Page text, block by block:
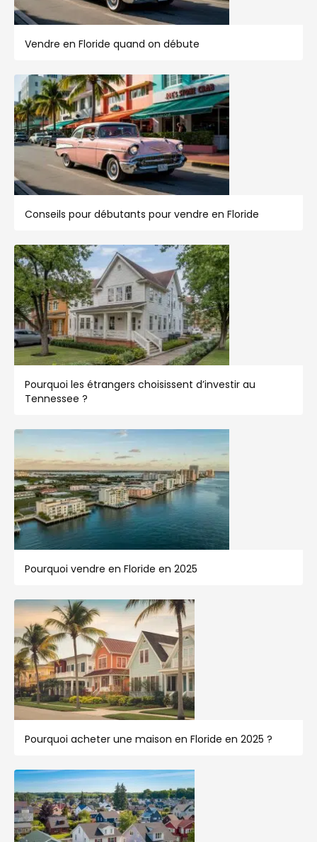
Vendre en Floride quand on débute
Conseils pour débutants pour vendre en Floride
Pourquoi les étrangers choisissent d’investir au
Tennessee ?
Pourquoi vendre en Floride en 2025
Pourquoi acheter une maison en Floride en 2025 ?